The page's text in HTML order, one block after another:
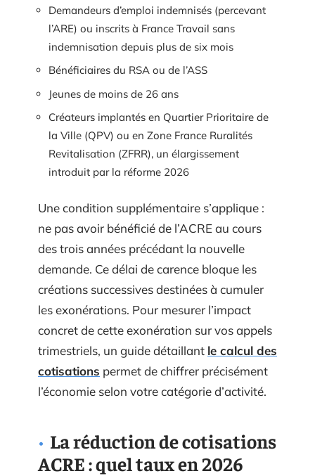
Demandeurs d’emploi indemnisés (percevant
l’ARE) ou inscrits à France Travail sans
indemnisation depuis plus de six mois
Bénéficiaires du RSA ou de l’ASS
Jeunes de moins de 26 ans
Créateurs implantés en Quartier Prioritaire de
la Ville (QPV) ou en Zone France Ruralités
Revitalisation (ZFRR), un élargissement
introduit par la réforme 2026
Une condition supplémentaire s’applique :
ne pas avoir bénéficié de l’ACRE au cours
des trois années précédant la nouvelle
demande. Ce délai de carence bloque les
créations successives destinées à cumuler
les exonérations. Pour mesurer l’impact
concret de cette exonération sur vos appels
trimestriels, un guide détaillant le calcul des
cotisations permet de chiffrer précisément
l’économie selon votre catégorie d’activité.
La réduction de cotisations
ACRE : quel taux en 2026